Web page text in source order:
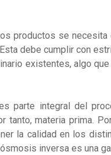
productos se
debe cumplir con
existentes, algo
parte integral del
tanto, materia prima.
la calidad en los
inversa es una